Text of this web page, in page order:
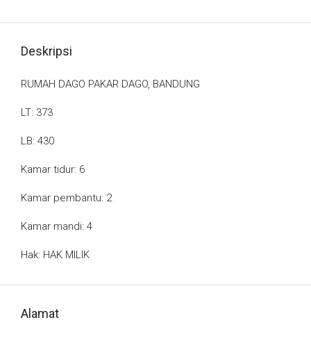
Deskripsi
RUMAH DAGO PAKAR DAGO, BANDUNG
LT: 373
LB: 430
Kamar tidur: 6
Kamar pembantu: 2
Kamar mandi: 4
Hak: HAK MILIK
Alamat